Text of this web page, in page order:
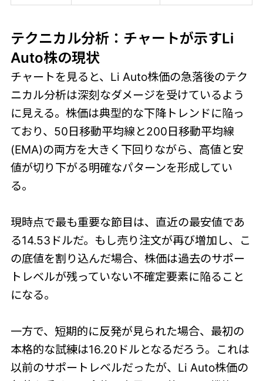
テクニカル分析：チャートが示すLi
Auto株の現状
チャートを見ると、Li Auto株価の急落後のテク
ニカル分析は深刻なダメージを受けているよう
に見える。株価は典型的な下降トレンドに陥っ
ており、50日移動平均線と200日移動平均線
(EMA)の両方を大きく下回りながら、高値と安
値が切り下がる明確なパターンを形成してい
る。
現時点で最も重要な節目は、直近の最安値であ
る14.53ドルだ。もし売り注文が再び増加し、こ
の底値を割り込んだ場合、株価は過去のサポー
トレベルが残っていない不確定要素に陥ること
になる。
一方で、短期的に反発が見られた場合、最初の
本格的な試練は16.20ドルとなるだろう。これは
以前のサポートレベルだったが、Li Auto株価の